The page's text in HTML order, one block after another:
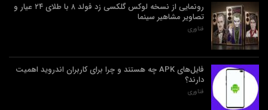
رونمایی از نسخه لوکس گلکسی زد فولد ۸ با طلای ۲۴ عیار و
تصاویر مشاهیر سینما
فناوری
فایل‌های APK چه هستند و چرا برای کاربران اندروید اهمیت
دارند؟
فناوری